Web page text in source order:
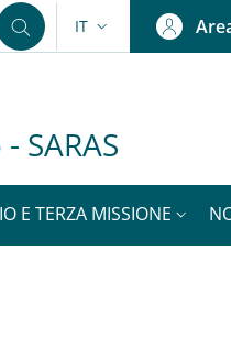
SELETTORE LINGUA:
IT
SARAS
E TERZA MISSIONE